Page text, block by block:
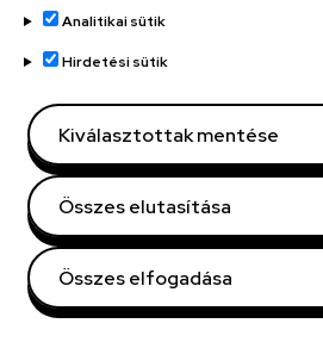
Szervezeti egység
Kar,
+36
E-mail
Analitikai sütik
Hirdetési sütik
Kiválasztottak mentése
Összes elutasítása
Összes elfogadása